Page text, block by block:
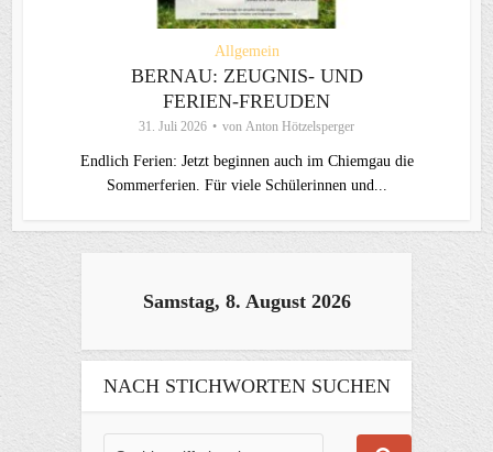
Allgemein
BERNAU: ZEUGNIS- UND
FERIEN-FREUDEN
31. Juli 2026 von Anton Hötzelsperger
Endlich Ferien: Jetzt beginnen auch im Chiemgau die
Sommerferien. Für viele Schülerinnen und...
Samstag, 8. August 2026
NACH STICHWORTEN SUCHEN